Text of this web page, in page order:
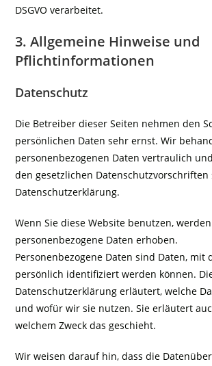
DSGVO verarbeitet.
3. Allgemeine Hinweise und
Pflichtinformationen
Datenschutz
Die Betreiber dieser Seiten nehmen den
persönlichen Daten sehr ernst. Wir
personenbezogenen Daten vertraulich
den gesetzlichen Datenschutzvorschriften
Datenschutzerklärung.
Wenn Sie diese Website benutzen,
personenbezogene Daten erhoben.
Personenbezogene Daten sind Daten, mit
persönlich identifiziert werden können.
Datenschutzerklärung erläutert, welche
und wofür wir sie nutzen. Sie erläutert
welchem Zweck das geschieht.
Wir weisen darauf hin, dass die